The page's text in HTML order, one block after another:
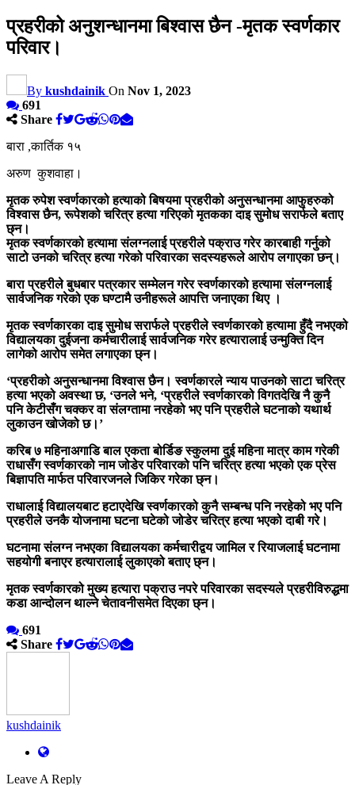
प्रहरीको अनुशन्धानमा बिश्वास छैन -मृतक स्वर्णकार
परिवार।
By kushdainik On Nov 1, 2023
691
Share
बारा ,कार्तिक १५
अरुण कुशवाहा।
मृतक रुपेश स्वर्णकारको हत्याको बिषयमा प्रहरीको अनुसन्धानमा आफुहरुको
विश्वास छैन, रूपेशको चरित्र हत्या गरिएको मृतकका दाइ सुमोध सरार्फले बताए
छ्न।
मृतक स्वर्णकारको हत्यामा संलग्नलाई प्रहरीले पक्राउ गरेर कारबाही गर्नुको
साटो उनको चरित्र हत्या गरेको परिवारका सदस्यहरूले आरोप लगाएका छन्।
बारा प्रहरीले बुधबार पत्रकार सम्मेलन गरेर स्वर्णकारको हत्यामा संलग्नलाई
सार्वजनिक गरेको एक घण्टामै उनीहरूले आपत्ति जनाएका थिए ।
मृतक स्वर्णकारका दाइ सुमोध सरार्फले प्रहरीले स्वर्णकारको हत्यामा हुँदै नभएको
विद्यालयका दुईजना कर्मचारीलाई सार्वजनिक गरेर हत्यारालाई उन्मुक्ति दिन
लागेको आरोप समेत लगाएका छ्न।
‘प्रहरीको अनुसन्धानमा विश्वास छैन। स्वर्णकारले न्याय पाउनको साटा चरित्र
हत्या भएको अवस्था छ, ‘उनले भने, ‘प्रहरीले स्वर्णकारको विगतदेखि नै कुनै
पनि केटीसँग चक्कर वा संलग्तामा नरहेको भए पनि प्रहरीले घटनाको यथार्थ
लुकाउन खोजेको छ।’
करिब ७ महिनाअगाडि बाल एकता बोर्डिङ स्कुलमा दुई महिना मात्र काम गरेकी
राधासँग स्वर्णकारको नाम जोडेर परिवारको पनि चरित्र हत्या भएको एक प्रेस
बिज्ञापति मार्फत परिवारजनले जिकिर गरेका छ्न।
राधालाई विद्यालयबाट हटाएदेखि स्वर्णकारको कुनै सम्बन्ध पनि नरहेको भए पनि
प्रहरीले उनकै योजनामा घटना घटेको जोडेर चरित्र हत्या भएको दाबी गरे।
घटनामा संलग्न नभएका विद्यालयका कर्मचारीद्वय जामिल र रियाजलाई घटनामा
सहयोगी बनाएर हत्यारालाई लुकाएको बताए छ्न।
मृतक स्वर्णकारको मुख्य हत्यारा पक्राउ नपरे परिवारका सदस्यले प्रहरीविरुद्धमा
कडा आन्दोलन थाल्ने चेतावनीसमेत दिएका छ्न।
691
Share
kushdainik
Leave A Reply